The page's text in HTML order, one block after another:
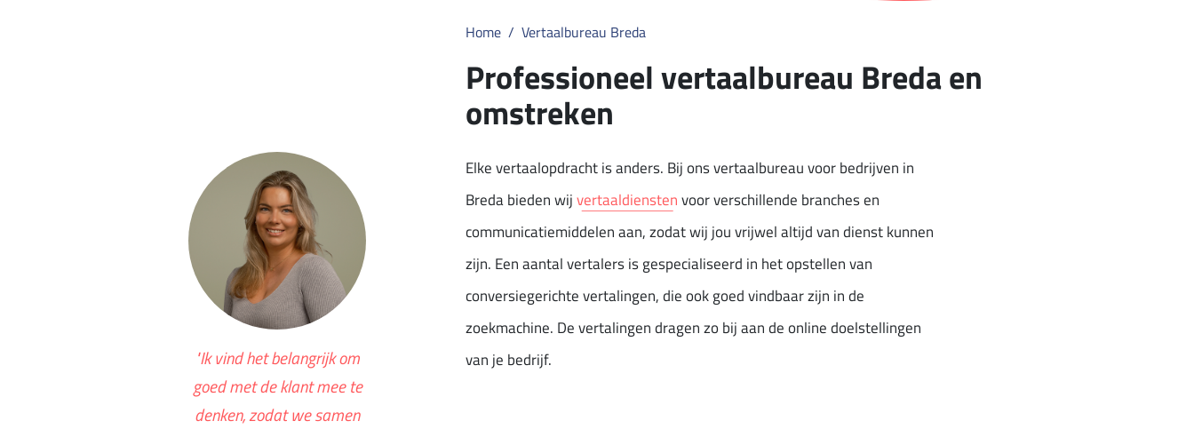
Home Vertaalbureau Breda
Professioneel vertaalbureau Breda en
omstreken
Elke vertaalopdracht is anders. Bij ons vertaalbureau voor bedrijven in
Breda bieden wijvertaaldienstenvoor verschillende branches en
communicatiemiddelen aan, zodat wij jou vrijwel altijd van dienst kunnen
zijn. Een aantal vertalers is gespecialiseerd in het opstellen van
conversiegerichte vertalingen, die ook goed vindbaar zijn in de
zoekmachine. De vertalingen dragen zo bij aan de online doelstellingen
van je bedrijf.
"Ik vind het belangrijk om
goed met de klant mee te
denken, zodat we samen